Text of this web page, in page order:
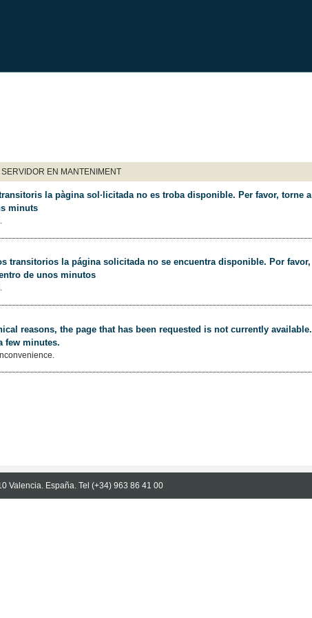
EN MANTENIMENT
la pàgina sol·licitada no es troba disponible. Per favor, torne a
minuts
transitorios la página solicitada no se encuentra disponible. Por favor,
de unos minutos
reasons, the page that has been requested is not currently available.
few minutes.
Valencia. España. Tel (+34) 963 86 41 00